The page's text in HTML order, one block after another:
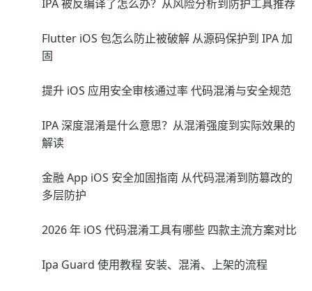
IPA 被反编译了怎么办？从风险分析到防护工具推荐
Flutter iOS 包怎么防止被破解 从源码保护到 IPA 加
固
提升 iOS 应用安全审核通过率 代码混淆与安全规范
IPA 深度混淆是什么意思？从混淆强度到实际效果的
解读
金融 App iOS 安全加固指南 从代码混淆到防篡改的
多层防护
2026 年 iOS 代码混淆工具有哪些 四款主流方案对比
Ipa Guard 使用教程 安装、混淆、上架的流程